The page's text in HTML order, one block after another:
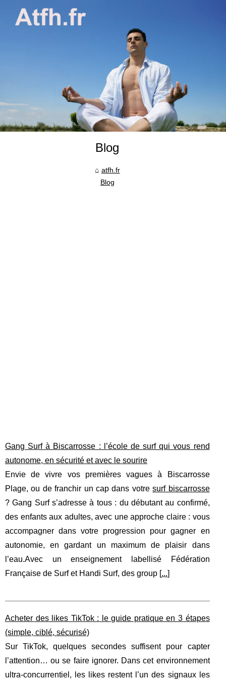
Blog
atfh.fr
Blog
Gang Surf à Biscarrosse : l’école de surf qui vous rend
autonome, en sécurité et avec le sourire
Envie de vivre vos premières vagues à Biscarrosse
Plage, ou de franchir un cap dans votresurf biscarrosse
? Gang Surf s’adresse à tous : du débutant au confirmé,
des enfants aux adultes, avec une approche claire : vous
accompagner dans votre progression pour gagner en
autonomie, en gardant un maximum de plaisir dans
l’eau.Avec un enseignement labellisé Fédération
Française de Surf et Handi Surf, des group [...]
Acheter des likes TikTok : le guide pratique en 3 étapes
(simple, ciblé, sécurisé)
Sur TikTok, quelques secondes suffisent pour capter
l’attention… ou se faire ignorer. Dans cet environnement
ultra-concurrentiel, les likes restent l’un des signaux les